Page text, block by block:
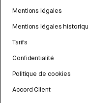
Mentions légales
Mentions légales
Tarifs
Confidentialité
Politique de cookies
Accord Client